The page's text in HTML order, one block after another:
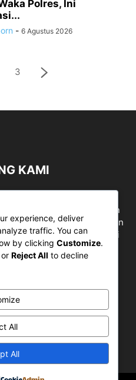
Polres, Ini
- 6 Agustus 2026
3
KAMI
sebagai entitas pemberian
literasi mutlak diperlukan
berpikir kritis untuk hidup di
KAMI
experience, deliver
traffic. You can
by clicking Customize.
Reject All to decline
All
All